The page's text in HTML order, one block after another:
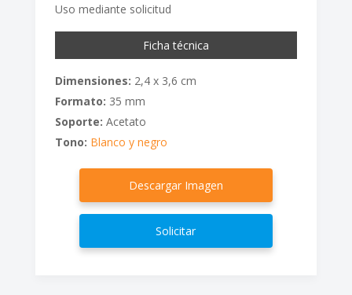
Uso mediante solicitud
Ficha técnica
Dimensiones: 2,4 x 3,6 cm
Formato: 35 mm
Soporte: Acetato
Tono: Blanco y negro
Descargar Imagen
Solicitar